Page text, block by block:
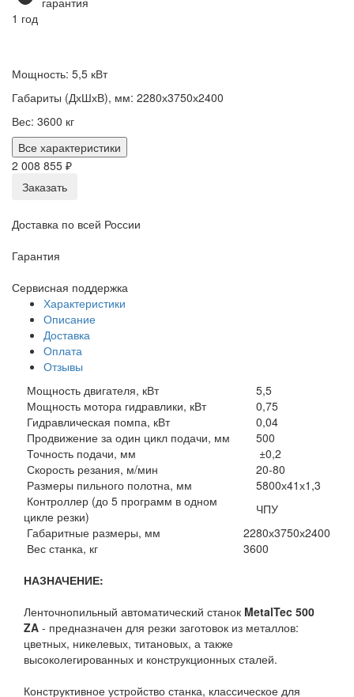
1 год
Мощность: 5,5 кВт
Габариты (ДхШхВ), мм: 2280х3750х2400
Вес: 3600 кг
Все характеристики
2 008 855 ₽
Заказать
Доставка по всей России
Гарантия
Сервисная поддержка
Характеристики
Описание
Доставка
Оплата
Отзывы
Мощность двигателя, кВт
5,5
Мощность мотора гидравлики, кВт
0,75
Гидравлическая помпа, кВт
0,04
Продвижение за один цикл подачи, мм
500
Точность подачи, мм
±0,2
Скорость резания, м/мин
20-80
Размеры пильного полотна, мм
5800х41х1,3
Контроллер (до 5 программ в одном
цикле резки)
ЧПУ
Габаритные размеры, мм
2280х3750х2400
Вес станка, кг
3600
НАЗНАЧЕНИЕ:
Ленточнопильный автоматический станок MetalTec 500
ZA - предназначен для резки заготовок из металлов:
цветных, никелевых, титановых, а также
высоколегированных и конструкционных сталей.
Конструктивное устройство станка, классическое для